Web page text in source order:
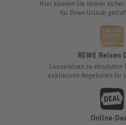
Hier können Sie immer
für Ihren Urlaub
REWE Reisen
Luxusreisen zu absoluten
exklusiven Angeboten für
Online-